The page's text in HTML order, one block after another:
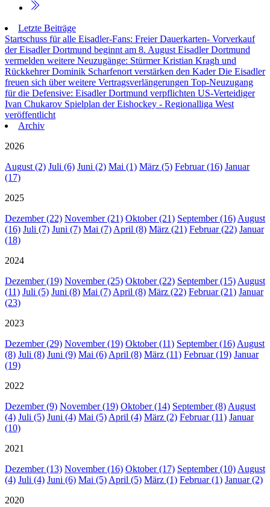
Letzte Beiträge
Startschuss für alle Eisadler-Fans: Freier Dauerkarten- Vorverkauf
der Eisadler Dortmund beginnt am 8. AugustEisadler Dortmund
vermelden weitere Neuzugänge: Stürmer Kristian Kragh und
Rückkehrer Dominik Scharfenort verstärken den KaderDie Eisadler
freuen sich über weitere Vertragsverlängerungen Top-Neuzugang
für die Defensive: Eisadler Dortmund verpflichten US-Verteidiger
Ivan Chukarov Spielplan der Eishockey - Regionalliga West
veröffentlicht
Archiv
2026
August (2) Juli (6) Juni (2) Mai (1) März (5) Februar (16) Januar
(17)
2025
Dezember (22) November (21) Oktober (21) September (16)August
(16) Juli (7) Juni (7) Mai (7)April (8) März (21) Februar (22) Januar
(18)
2024
Dezember (19) November (25) Oktober (22) September (15)August
(11) Juli (5) Juni (8) Mai (7)April (8) März (22) Februar (21) Januar
(23)
2023
Dezember (29) November (19) Oktober (11) September (16)August
(8) Juli (8) Juni (9) Mai (6)April (8) März (11) Februar (19) Januar
(19)
2022
Dezember (9) November (19) Oktober (14) September (8)August
(4) Juli (5) Juni (4) Mai (5)April (4) März (2) Februar (11) Januar
(10)
2021
Dezember (13) November (16) Oktober (17) September (10)August
(4) Juli (4) Juni (6) Mai (5)April (5) März (1) Februar (1) Januar (2)
2020